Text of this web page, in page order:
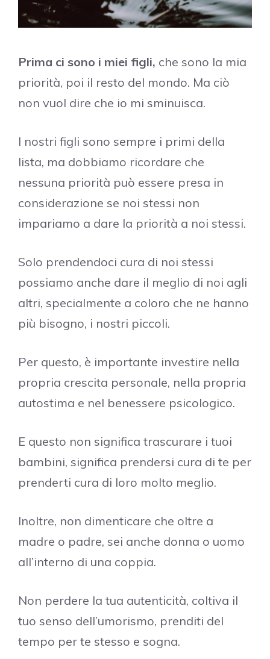
Prima ci sono i miei figli, che sono la mia
priorità, poi il resto del mondo. Ma ciò
non vuol dire che io mi sminuisca.
I nostri figli sono sempre i primi della
lista, ma dobbiamo ricordare che
nessuna priorità può essere presa in
considerazione se noi stessi non
impariamo a dare la priorità a noi stessi.
Solo prendendoci cura di noi stessi
possiamo anche dare il meglio di noi agli
altri, specialmente a coloro che ne hanno
più bisogno, i nostri piccoli.
Per questo, è importante investire nella
propria crescita personale, nella propria
autostima e nel benessere psicologico.
E questo non significa trascurare i tuoi
bambini, significa prendersi cura di te per
prenderti cura di loro molto meglio.
Inoltre, non dimenticare che oltre a
madre o padre, sei anche donna o uomo
all’interno di una coppia.
Non perdere la tua autenticità, coltiva il
tuo senso dell’umorismo, prenditi del
tempo per te stesso e sogna.